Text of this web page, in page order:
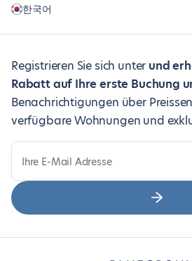
한국어
Registrieren Sie sich unter und
Rabatt auf Ihre erste Buchung
Benachrichtigungen über
verfügbare Wohnungen und
Ihre E-Mail Adresse